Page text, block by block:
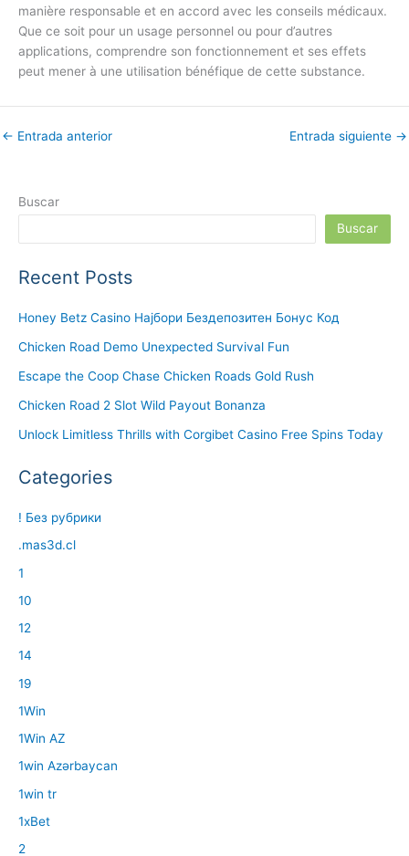
manière responsable et en accord avec les conseils médicaux.
Que ce soit pour un usage personnel ou pour d’autres
applications, comprendre son fonctionnement et ses effets
peut mener à une utilisation bénéfique de cette substance.
← Entrada anterior Entrada siguiente →
Buscar
Buscar
Recent Posts
Honey Betz Casino Најбори Бездепозитен Бонус Код
Chicken Road Demo Unexpected Survival Fun
Escape the Coop Chase Chicken Roads Gold Rush
Chicken Road 2 Slot Wild Payout Bonanza
Unlock Limitless Thrills with Corgibet Casino Free Spins Today
Categories
! Без рубрики
.mas3d.cl
1
10
12
14
19
1Win
1Win AZ
1win Azərbaycan
1win tr
1xBet
2